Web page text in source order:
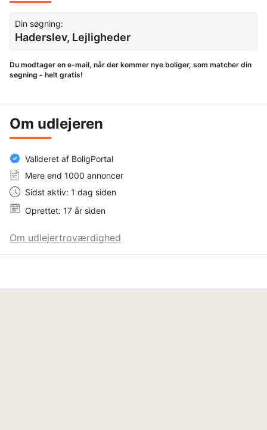
Din søgning:
Haderslev, Lejligheder
Du modtager en e-mail, når der kommer nye boliger, som matcher din
søgning - helt gratis!
Om udlejeren
Valideret af BoligPortal
Mere end 1000 annoncer
Sidst aktiv: 1 dag siden
Oprettet: 17 år siden
Om udlejertroværdighed